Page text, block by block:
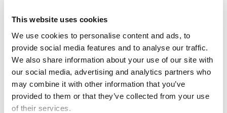
This website uses cookies
We use cookies to personalise content and ads, to
provide social media features and to analyse our traffic.
We also share information about your use of our site with
our social media, advertising and analytics partners who
may combine it with other information that you’ve
provided to them or that they’ve collected from your use
of their services.
Kaspersky Lab RakhniDecryptor
TeslaCrypt
ツール
トロイの木馬
ヒント
ランサムウェア
暗号化プログラム